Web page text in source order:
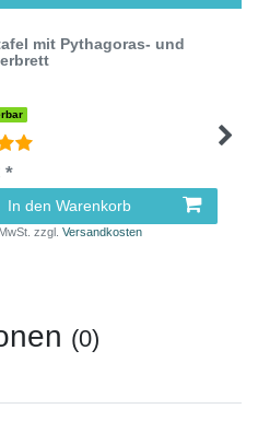
mit Pythagoras- und
*
In den Warenkorb
zzgl.Versandkosten
(0)